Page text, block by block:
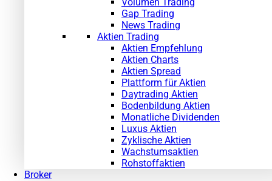
Gap Trading
News Trading
Aktien Trading
Aktien Empfehlung
Aktien Charts
Aktien Spread
Plattform für Aktien
Daytrading Aktien
Bodenbildung Aktien
Monatliche Dividenden
Luxus Aktien
Zyklische Aktien
Wachstumsaktien
Rohstoffaktien
Broker